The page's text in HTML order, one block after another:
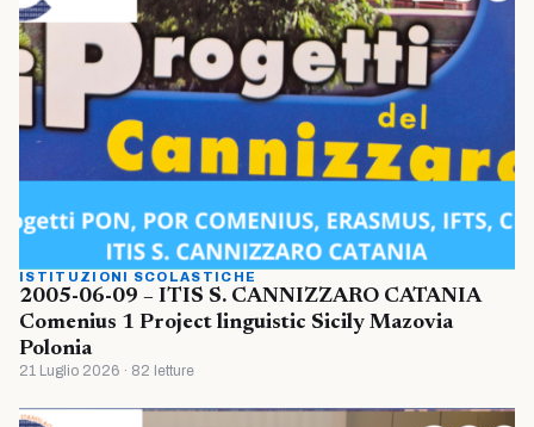
ISTITUZIONI SCOLASTICHE
2005-06-09 – ITIS S. CANNIZZARO CATANIA
Comenius 1 Project linguistic Sicily Mazovia
Polonia
21 Luglio 2026 · 82 letture